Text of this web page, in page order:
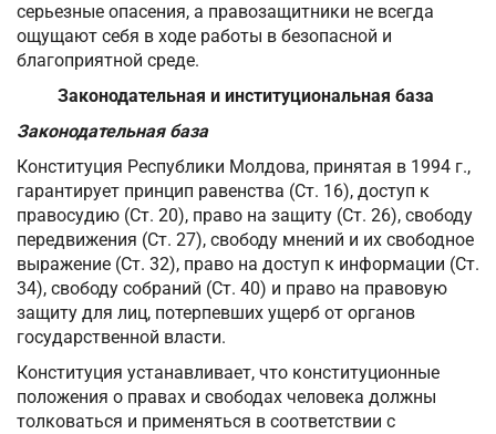
серьезные опасения, а правозащитники не всегда
ощущают себя в ходе работы в безопасной и
благоприятной среде.
Законодательная и институциональная база
Законодательная база
Конституция Республики Молдова, принятая в 1994 г.,
гарантирует принцип равенства (Ст. 16), доступ к
правосудию (Ст. 20), право на защиту (Ст. 26), свободу
передвижения (Ст. 27), свободу мнений и их свободное
выражение (Ст. 32), право на доступ к информации (Ст.
34), свободу собраний (Ст. 40) и право на правовую
защиту для лиц, потерпевших ущерб от органов
государственной власти.
Конституция устанавливает, что конституционные
положения о правах и свободах человека должны
толковаться и применяться в соответствии с